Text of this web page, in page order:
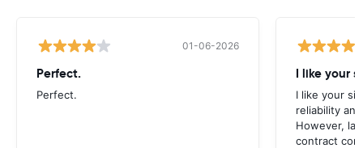
01-06-2026
Perfect.
Perfect.
I like your
I like your
reliability
However,
contract